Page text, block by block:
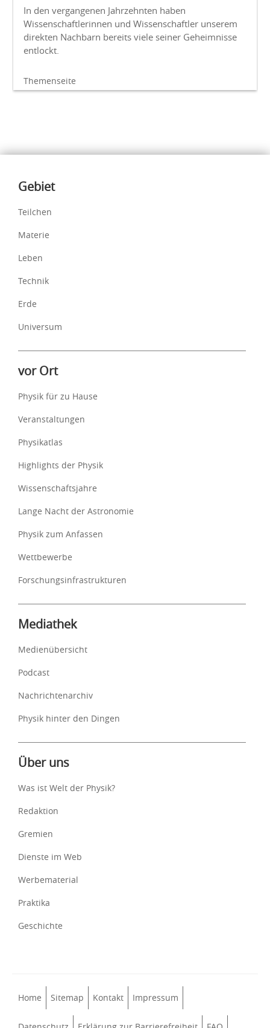
In den vergangenen Jahrzehnten haben
Wissenschaftlerinnen und Wissenschaftler unserem
direkten Nachbarn bereits viele seiner Geheimnisse
entlockt.
Themenseite
Inhalte
Gebiet
Teilchen
Materie
Leben
Technik
Erde
Universum
vor Ort
Physik für zu Hause
Veranstaltungen
Physikatlas
Highlights der Physik
Wissenschaftsjahre
Lange Nacht der Astronomie
Physik zum Anfassen
Wettbewerbe
Forschungsinfrastrukturen
Mediathek
Medienübersicht
Podcast
Nachrichtenarchiv
Physik hinter den Dingen
Über uns
Was ist Welt der Physik?
Redaktion
Gremien
Dienste im Web
Werbematerial
Praktika
Geschichte
Home Sitemap Kontakt Impressum